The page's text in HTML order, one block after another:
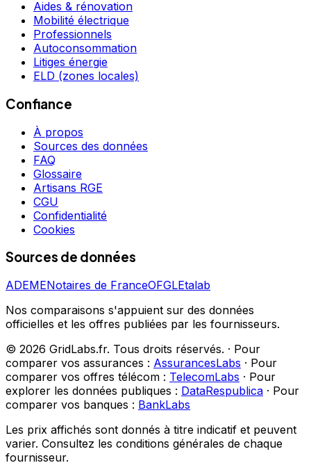
Aides & rénovation
Mobilité électrique
Professionnels
Autoconsommation
Litiges énergie
ELD (zones locales)
Confiance
À propos
Sources des données
FAQ
Glossaire
Artisans RGE
CGU
Confidentialité
Cookies
Sources de données
ADEMENotaires de FranceOFGLEtalab
Nos comparaisons s'appuient sur des données
officielles et les offres publiées par les fournisseurs.
© 2026 GridLabs.fr. Tous droits réservés. · Pour
comparer vos assurances : AssurancesLabs · Pour
comparer vos offres télécom : TelecomLabs · Pour
explorer les données publiques : DataRespublica · Pour
comparer vos banques : BankLabs
Les prix affichés sont donnés à titre indicatif et peuvent
varier. Consultez les conditions générales de chaque
fournisseur.